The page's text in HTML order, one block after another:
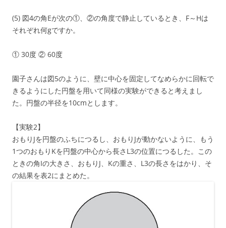
(5) 図4の角Eが次の①、②の角度で静止しているとき、F～Hは
それぞれ何gですか。
① 30度 ② 60度
園子さんは図5のように、壁に中心を固定してなめらかに回転で
きるようにした円盤を用いて同様の実験ができると考えまし
た。円盤の半径を10cmとします。
【実験2】
おもりJを円盤のふちにつるし、おもりJが動かないように、もう
1つのおもりKを円盤の中心から長さL3の位置につるした。この
ときの角Iの大きさ、おもりJ、Kの重さ、L3の長さをはかり、そ
の結果を表2にまとめた。